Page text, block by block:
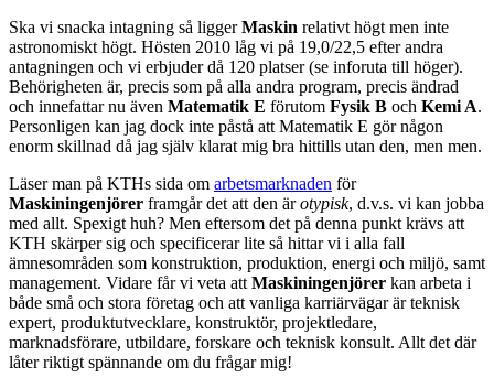
Ska vi snacka intagning så liggerMaskin relativt högt men inte
astronomiskt högt. Hösten 2010 låg vi på 19,0/22,5 efter andra
antagningen och vi erbjuder då 120 platser (se inforuta till höger).
Behörigheten är, precis som på alla andra program, precis ändrad
och innefattar nu även Matematik E förutom Fysik B och Kemi A.
Personligen kan jag dock inte påstå att Matematik E gör någon
enorm skillnad då jag själv klarat mig bra hittills utan den, men men.
Läser man på KTHs sida om arbetsmarknaden för
Maskiningenjörer framgår det att den ärotypisk, d.v.s. vi kan jobba
med allt. Spexigt huh? Men eftersom det på denna punkt krävs att
KTH skärper sig och specificerar lite så hittar vi i alla fall
ämnesområden som konstruktion, produktion, energi och miljö, samt
management. Vidare får vi veta att Maskiningenjörer kan arbeta i
både små och stora företag och att vanliga karriärvägar är teknisk
expert, produktutvecklare, konstruktör, projektledare,
marknadsförare, utbildare, forskare och teknisk konsult. Allt det där
låter riktigt spännande om du frågar mig!